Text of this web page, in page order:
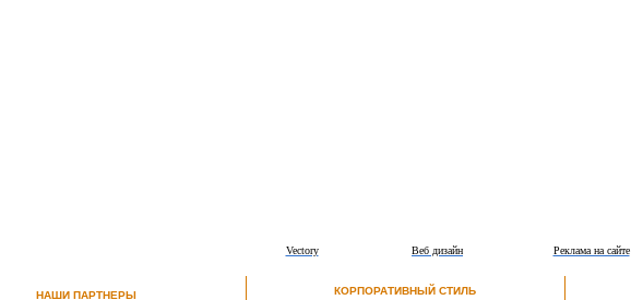
Реклама на сайте
Веб дизайн
Vectory
НАШИ ПАРТНЕРЫ КОРПОРАТИВНЫЙ СТИЛЬ